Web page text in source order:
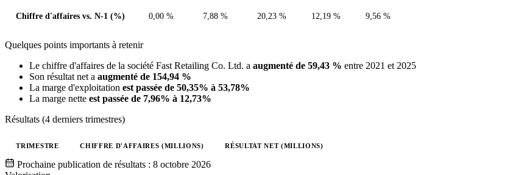
Chiffre d'affaires vs. N-1 (%) 0,00 % 7,88 % 20,23 % 12,19 % 9,56 %
Quelques points importants à retenir
Le chiffre d'affaires de la société Fast Retailing Co. Ltd. a augmenté de 59,43 % entre 2021 et 2025
Son résultat net a augmenté de 154,94 %
La marge d'exploitation est passée de 50,35% à 53,78%
La marge nette est passée de 7,96% à 12,73%
Résultats (4 derniers trimestres)
Valeurs trimestrielles en millions (dollar des États-Unis)
TRIMESTRE CHIFFRE D'AFFAIRES (MILLIONS) RÉSULTAT NET (MILLIONS)
Prochaine publication de résultats : 8 octobre 2026